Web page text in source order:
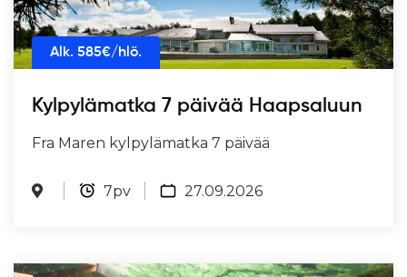
Alk. 585€/hlö.
Kylpylämatka 7 päivää Haapsaluun
Fra Maren kylpylämatka 7 päivää
7pv 27.09.2026